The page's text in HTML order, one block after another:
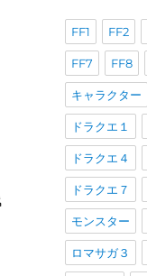
FF1 FF2
FF7 FF8
キャラクター
ドラクエ１
ドラクエ４
ドラクエ７
モンスター
ロマサガ３